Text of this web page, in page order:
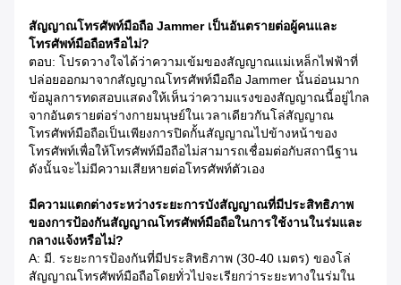
สัญญาณโทรศัพท์มือถือ Jammer เป็นอันตรายต่อผู้คนและ
โทรศัพท์มือถือหรือไม่?
ตอบ: โปรดวางใจได้ว่าความเข้มของสัญญาณแม่เหล็กไฟฟ้าที่
ปล่อยออกมาจากสัญญาณโทรศัพท์มือถือ Jammer นั้นอ่อนมาก
ข้อมูลการทดสอบแสดงให้เห็นว่าความแรงของสัญญาณนี้อยู่ไกล
จากอันตรายต่อร่างกายมนุษย์ในเวลาเดียวกันโล่สัญญาณ
โทรศัพท์มือถือเป็นเพียงการปิดกั้นสัญญาณไปข้างหน้าของ
โทรศัพท์เพื่อให้โทรศัพท์มือถือไม่สามารถเชื่อมต่อกับสถานีฐาน
ดังนั้นจะไม่มีความเสียหายต่อโทรศัพท์ตัวเอง
มีความแตกต่างระหว่างระยะการบังสัญญาณที่มีประสิทธิภาพ
ของการป้องกันสัญญาณโทรศัพท์มือถือในการใช้งานในร่มและ
กลางแจ้งหรือไม่?
A: มี. ระยะการป้องกันที่มีประสิทธิภาพ (30-40 เมตร) ของโล่
สัญญาณโทรศัพท์มือถือโดยทั่วไปจะเรียกว่าระยะทางในร่มใน